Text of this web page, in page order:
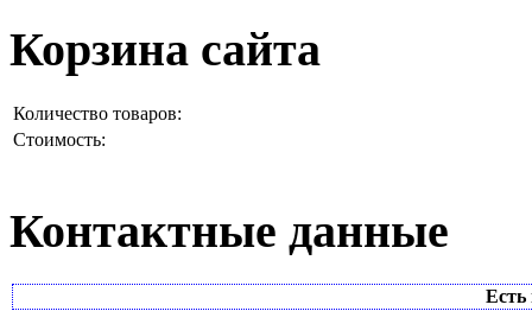
Корзина сайта
Количество товаров:
Стоимость:
Контактные данные
Есть